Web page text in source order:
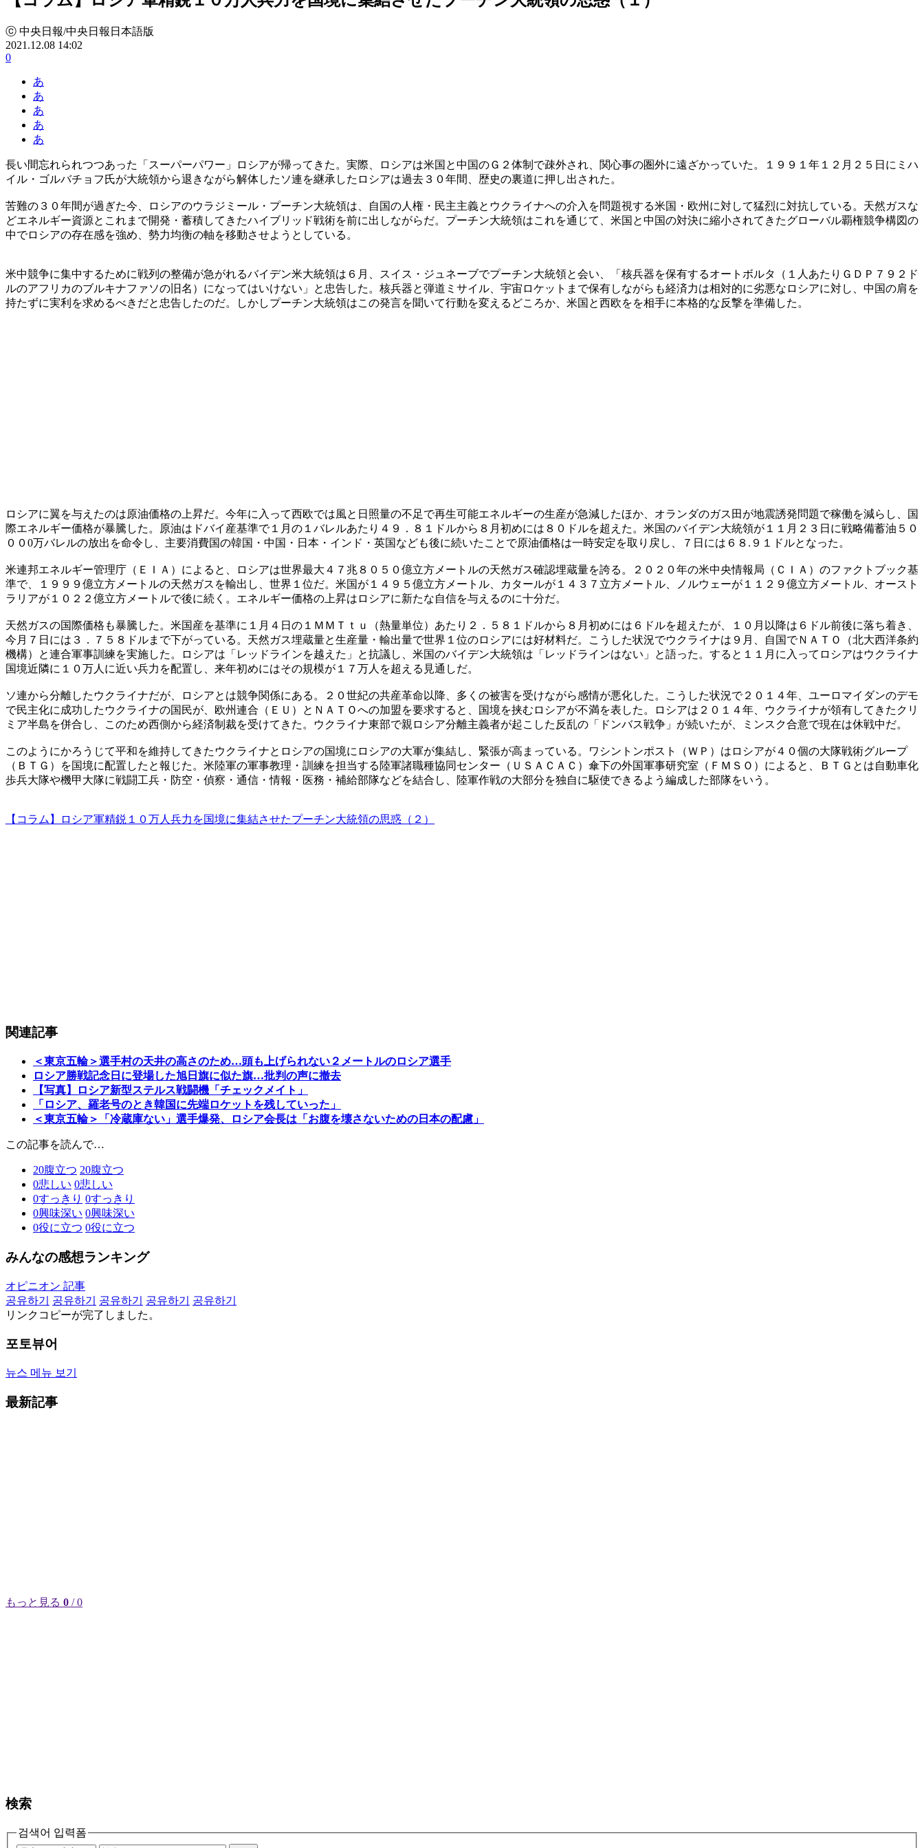
ⓒ 中央日報/中央日報日本語版
2021.12.08 14:02
0
あ
あ
あ
あ
あ
長い間忘れられつつあった「スーパーパワー」ロシアが帰ってきた。実際、ロシアは米国と中国のＧ２体制で疎外され、関心事の圏外に遠ざかっていた。１９９１年１２月２５日にミハ
イル・ゴルバチョフ氏が大統領から退きながら解体したソ連を継承したロシアは過去３０年間、歴史の裏道に押し出された。
苦難の３０年間が過ぎた今、ロシアのウラジミール・プーチン大統領は、自国の人権・民主主義とウクライナへの介入を問題視する米国・欧州に対して猛烈に対抗している。天然ガスな
どエネルギー資源とこれまで開発・蓄積してきたハイブリッド戦術を前に出しながらだ。プーチン大統領はこれを通じて、米国と中国の対決に縮小されてきたグローバル覇権競争構図の
中でロシアの存在感を強め、勢力均衡の軸を移動させようとしている。
米中競争に集中するために戦列の整備が急がれるバイデン米大統領は６月、スイス・ジュネーブでプーチン大統領と会い、「核兵器を保有するオートボルタ（１人あたりＧＤＰ７９２ド
ルのアフリカのブルキナファソの旧名）になってはいけない」と忠告した。核兵器と弾道ミサイル、宇宙ロケットまで保有しながらも経済力は相対的に劣悪なロシアに対し、中国の肩を
持たずに実利を求めるべきだと忠告したのだ。しかしプーチン大統領はこの発言を聞いて行動を変えるどころか、米国と西欧をを相手に本格的な反撃を準備した。
ロシアに翼を与えたのは原油価格の上昇だ。今年に入って西欧では風と日照量の不足で再生可能エネルギーの生産が急減したほか、オランダのガス田が地震誘発問題で稼働を減らし、国
際エネルギー価格が暴騰した。原油はドバイ産基準で１月の１バレルあたり４９．８１ドルから８月初めには８０ドルを超えた。米国のバイデン大統領が１１月２３日に戦略備蓄油５０
００0万バレルの放出を命令し、主要消費国の韓国・中国・日本・インド・英国なども後に続いたことで原油価格は一時安定を取り戻し、７日には６８.９１ドルとなった。
米連邦エネルギー管理庁（ＥＩＡ）によると、ロシアは世界最大４７兆８０５０億立方メートルの天然ガス確認埋蔵量を誇る。２０２０年の米中央情報局（ＣＩＡ）のファクトブック基
準で、１９９９億立方メートルの天然ガスを輸出し、世界１位だ。米国が１４９５億立方メートル、カタールが１４３７立方メートル、ノルウェーが１１２９億立方メートル、オースト
ラリアが１０２２億立方メートルで後に続く。エネルギー価格の上昇はロシアに新たな自信を与えるのに十分だ。
天然ガスの国際価格も暴騰した。米国産を基準に１月４日の１ＭＭＴｔｕ（熱量単位）あたり２．５８１ドルから８月初めには６ドルを超えたが、１０月以降は６ドル前後に落ち着き、
今月７日には３．７５８ドルまで下がっている。天然ガス埋蔵量と生産量・輸出量で世界１位のロシアには好材料だ。こうした状況でウクライナは９月、自国でＮＡＴＯ（北大西洋条約
機構）と連合軍事訓練を実施した。ロシアは「レッドラインを越えた」と抗議し、米国のバイデン大統領は「レッドラインはない」と語った。すると１１月に入ってロシアはウクライナ
国境近隣に１０万人に近い兵力を配置し、来年初めにはその規模が１７万人を超える見通しだ。
ソ連から分離したウクライナだが、ロシアとは競争関係にある。２０世紀の共産革命以降、多くの被害を受けながら感情が悪化した。こうした状況で２０１４年、ユーロマイダンのデモ
で民主化に成功したウクライナの国民が、欧州連合（ＥＵ）とＮＡＴＯへの加盟を要求すると、国境を挟むロシアが不満を表した。ロシアは２０１４年、ウクライナが領有してきたクリ
ミア半島を併合し、このため西側から経済制裁を受けてきた。ウクライナ東部で親ロシア分離主義者が起こした反乱の「ドンバス戦争」が続いたが、ミンスク合意で現在は休戦中だ。
このようにかろうじて平和を維持してきたウクライナとロシアの国境にロシアの大軍が集結し、緊張が高まっている。ワシントンポスト（ＷＰ）はロシアが４０個の大隊戦術グループ
（ＢＴＧ）を国境に配置したと報じた。米陸軍の軍事教理・訓練を担当する陸軍諸職種協同センター（ＵＳＡＣＡＣ）傘下の外国軍事研究室（ＦＭＳＯ）によると、ＢＴＧとは自動車化
歩兵大隊や機甲大隊に戦闘工兵・防空・偵察・通信・情報・医務・補給部隊などを結合し、陸軍作戦の大部分を独自に駆使できるよう編成した部隊をいう。
【コラム】ロシア軍精鋭１０万人兵力を国境に集結させたプーチン大統領の思惑（２）
関連記事
＜東京五輪＞選手村の天井の高さのため…頭も上げられない２メートルのロシア選手
ロシア勝戦記念日に登場した旭日旗に似た旗…批判の声に撤去
【写真】ロシア新型ステルス戦闘機「チェックメイト」
「ロシア、羅老号のとき韓国に先端ロケットを残していった」
＜東京五輪＞「冷蔵庫ない」選手爆発、ロシア会長は「お腹を壊さないための日本の配慮」
この記事を読んで…
20腹立つ 20腹立つ
0悲しい 0悲しい
0すっきり 0すっきり
0興味深い 0興味深い
0役に立つ 0役に立つ
みんなの感想ランキング
オピニオン 記事
공유하기
공유하기 공유하기 공유하기
공유하기
リンクコピーが完了しました。
포토뷰어
뉴스 메뉴 보기
最新記事
もっと見る 0 / 0
検索
검색어 입력폼